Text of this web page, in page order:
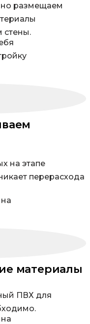
размещаем
стены.
на этапе
перерасхода
материалы
ПВХ для